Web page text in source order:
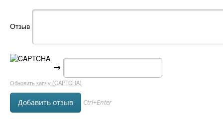
Отзыв
→
Обновить капчу (CAPTCHA)
Ctrl+Enter